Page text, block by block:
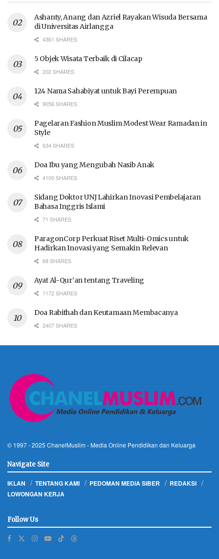
Ashanty, Anang dan Azriel Rayakan Wisuda Bersama
di Universitas Airlangga
4361 SHARES
5 Objek Wisata Terbaik di Cilacap
202 SHARES
124 Nama Sahabiyat untuk Bayi Perempuan
9056 SHARES
Pagelaran Fashion Muslim Modest Wear Ramadan in
Style
634 SHARES
Doa Ibu yang Mengubah Nasib Anak
4100 SHARES
Sidang Doktor UNJ Lahirkan Inovasi Pembelajaran
Bahasa Inggris Islami
71 SHARES
ParagonCorp Perkuat Riset Multi-Omics untuk
Hadirkan Inovasi yang Semakin Relevan
68 SHARES
Ayat Al-Qur’an tentang Traveling
1172 SHARES
Doa Rabithah dan Keutamaan Membacanya
2407 SHARES
© 1997 - 2025 ChanelMuslim - Media Online Pendidikan dan Keluarga
Navigate Site
IKLAN TENTANG KAMI PEDOMAN MEDIA SIBER
REDAKSI
LOWONGAN KERJA
Follow Us